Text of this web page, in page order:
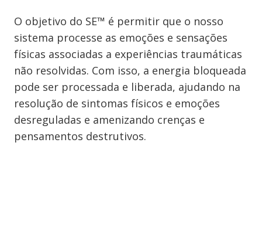
O objetivo do SE™ é permitir que o nosso
sistema processe as emoções e sensações
físicas associadas a experiências traumáticas
não resolvidas. Com isso, a energia bloqueada
pode ser processada e liberada, ajudando na
resolução de sintomas físicos e emoções
desreguladas e amenizando crenças e
pensamentos destrutivos.